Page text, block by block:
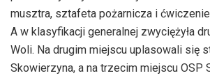
musztra, sztafeta pożarnicza i
A w klasyfikacji generalnej zwyciężyła
Woli. Na drugim miejscu uplasowali się
Skowierzyna, a na trzecim miejscu OSP